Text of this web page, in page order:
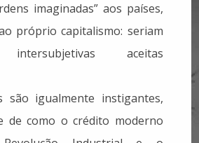
imaginadas” aos países,
próprio capitalismo: seriam
intersubjetivas aceitas
são igualmente instigantes,
de como o crédito moderno